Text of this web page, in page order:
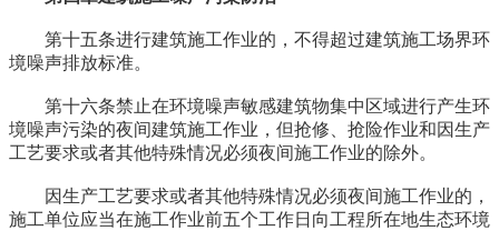
第十五条进行建筑施工作业的，不得超过建筑施工场界环
境噪声排放标准。
第十六条禁止在环境噪声敏感建筑物集中区域进行产生环
境噪声污染的夜间建筑施工作业，但抢修、抢险作业和因生产
工艺要求或者其他特殊情况必须夜间施工作业的除外。
因生产工艺要求或者其他特殊情况必须夜间施工作业的，
施工单位应当在施工作业前五个工作日向工程所在地生态环境